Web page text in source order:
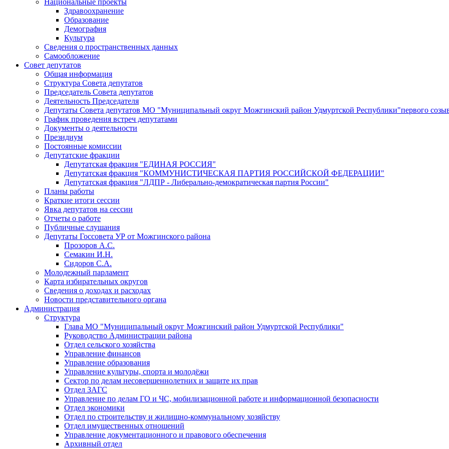
Здравоохранение
Образование
Демография
Культура
Сведения о пространственных данных
Самообложение
Совет депутатов
Общая информация
Структура Совета депутатов
Председатель Совета депутатов
Деятельность Председателя
Депутаты Совета депутатов МО "Муниципальный округ Можгинский район Удмуртской Республики"первого
График проведения встреч депутатами
Документы о деятельности
Президиум
Постоянные комиссии
Депутатские фракции
Депутатская фракция "ЕДИНАЯ РОССИЯ"
Депутатская фракция "КОММУНИСТИЧЕСКАЯ ПАРТИЯ РОССИЙСКОЙ ФЕДЕРАЦИИ"
Депутатская фракция "ЛДПР - Либерально-демократическая партия России"
Планы работы
Краткие итоги сессии
Явка депутатов на сессии
Отчеты о работе
Публичные слушания
Депутаты Госсовета УР от Можгинского района
Прозоров А.С.
Семакин И.Н.
Сидоров С.А.
Молодежный парламент
Карта избирательных округов
Сведения о доходах и расходах
Новости представительного органа
Администрация
Структура
Глава МО "Муниципальный округ Можгинский район Удмуртской Республики"
Руководство Администрации района
Отдел сельского хозяйства
Управление финансов
Управление образования
Управление культуры, спорта и молодёжи
Сектор по делам несовершеннолетних и защите их прав
Отдел ЗАГС
Управление по делам ГО и ЧС, мобилизационной работе и информационной безопасности
Отдел экономики
Отдел по строительству и жилищно-коммунальному хозяйству
Отдел имущественных отношений
Управление документационного и правового обеспечения
Архивный отдел